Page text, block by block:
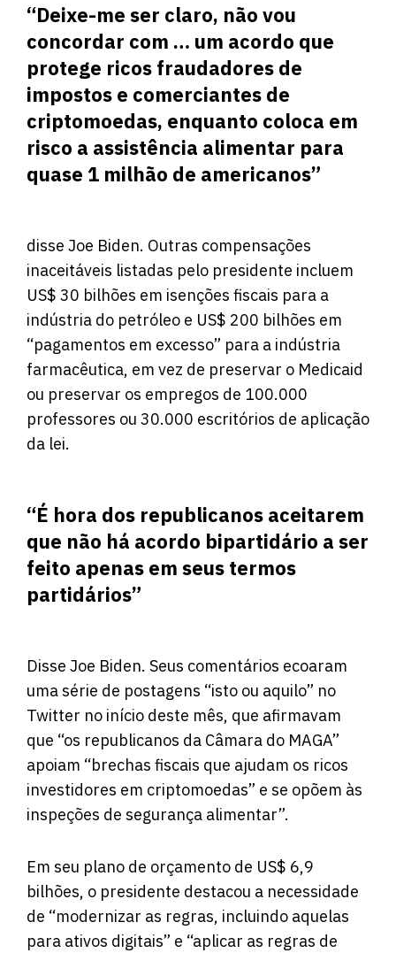
“Deixe-me ser claro, não vou
concordar com … um acordo que
protege ricos fraudadores de
impostos e comerciantes de
criptomoedas, enquanto coloca em
risco a assistência alimentar para
quase 1 milhão de americanos”
disse Joe Biden. Outras compensações
inaceitáveis ​​listadas pelo presidente incluem
US$ 30 bilhões em isenções fiscais para a
indústria do petróleo e US$ 200 bilhões em
“pagamentos em excesso” para a indústria
farmacêutica, em vez de preservar o Medicaid
ou preservar os empregos de 100.000
professores ou 30.000 escritórios de aplicação
da lei.
“É hora dos republicanos aceitarem
que não há acordo bipartidário a ser
feito apenas em seus termos
partidários”
Disse Joe Biden. Seus comentários ecoaram
uma série de postagens “isto ou aquilo” no
Twitter no início deste mês, que afirmavam
que “os republicanos da Câmara do MAGA”
apoiam “brechas fiscais que ajudam os ricos
investidores em criptomoedas” e se opõem às
inspeções de segurança alimentar”.
Em seu plano de orçamento de US$ 6,9
bilhões, o presidente destacou a necessidade
de “modernizar as regras, incluindo aquelas
para ativos digitais” e “aplicar as regras de